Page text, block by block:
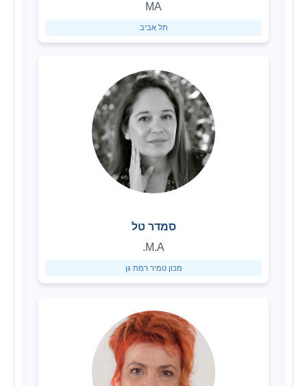
MA
תל אביב
סמדר טל
M.A.
מכון טמיר רמת גן